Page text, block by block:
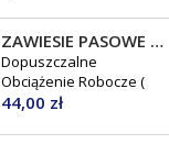
ZAWIESIE PASOWE 2T
Dopuszczalne
Obciążenie Robocze (
DOR ) : 2 tony jednostka
Cena
44,00 zł